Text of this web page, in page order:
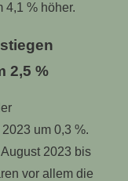
4,1 % höher.
2,5 %
um 0,3 %.
2023 bis
vor allem die